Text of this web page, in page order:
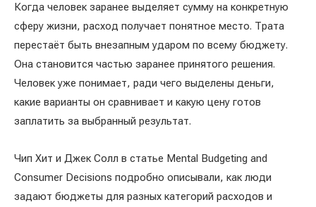
Когда человек заранее выделяет сумму на конкретную
сферу жизни, расход получает понятное место. Трата
перестаёт быть внезапным ударом по всему бюджету.
Она становится частью заранее принятого решения.
Человек уже понимает, ради чего выделены деньги,
какие варианты он сравнивает и какую цену готов
заплатить за выбранный результат.
Чип Хит и Джек Солл в статье Mental Budgeting and
Consumer Decisions подробно описывали, как люди
задают бюджеты для разных категорий расходов и